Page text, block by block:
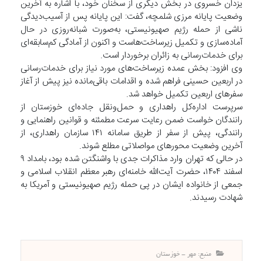
یزدان خسروی در بخش دیگری از سخنان خود، با اشاره به آخرین
وضعیت پایانه مرزی شلمچه، گفت: این پایانه پس از آسیب‌دیدگی
ناشی از حمله رژیم صهیونیستی، به‌صورت شبانه‌روزی در حال
آماده‌سازی و تکمیل زیرساخت‌هاست و اکنون از آمادگی کم‌سابقه‌ای
برای خدمات‌رسانی به زائران برخوردار است.
وی افزود: بخش عمده زیرساخت‌های مورد نیاز برای خدمات‌رسانی
در اربعین حسینی فراهم شده و اقدامات باقی‌مانده نیز پیش از آغاز
سفرهای اربعین تکمیل خواهد شد.
سرپرست اداره‌کل راهداری و حمل‌ونقل جاده‌ای خوزستان از
رانندگان خواست ضمن رعایت سرعت مطمئنه و قوانین راهنمایی و
رانندگی، پیش از سفر از طریق سامانه ۱۴۱ سازمان راهداری، از
آخرین وضعیت محورهای مواصلاتی مطلع شوند.
در حالی که تهران وارد مذاکرات جدی با واشنگتن شده بود، بامداد ۹
اسفند ۱۴۰۴، ‌حضرت آیت‌الله خامنه‌ای رهبر معظم انقلاب اسلامی و
جمعی از خانواده ایشان در پی حمله رژیم صهیونیستی و آمریکا به
شهادت رسیدند.
منبع: مهر - خوزستان